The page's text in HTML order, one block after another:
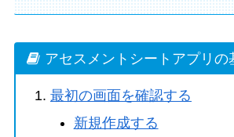
アセスメントシートアプリの
最初の画面を確認する
新規作成する